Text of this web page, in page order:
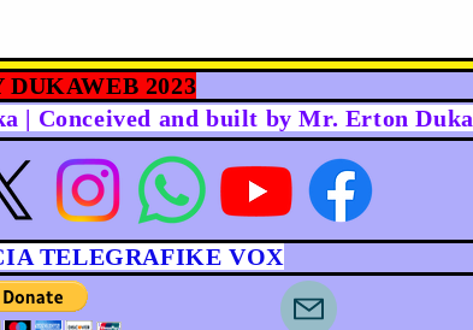
DUKAWEB 2023
| Conceived and built by Mr. Erton Duka
TELEGRAFIKE VOX